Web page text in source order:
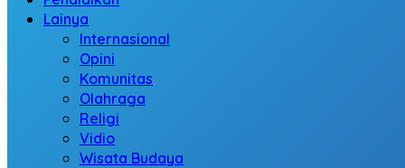
Lainya
Internasional
Opini
Komunitas
Olahraga
Religi
Vidio
Wisata Budaya